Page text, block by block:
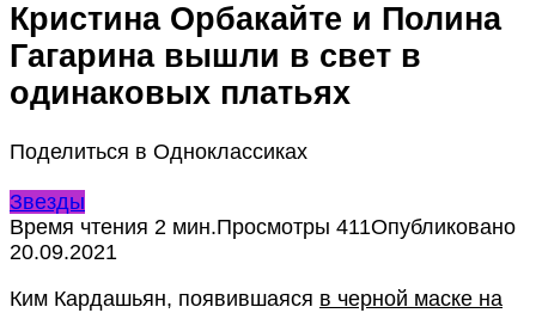
Кристина Орбакайте и Полина
Гагарина вышли в свет в
одинаковых платьях
Поделиться в Одноклассиках
Звезды
Время чтения 2 мин.Просмотры 411Опубликовано
20.09.2021
Ким Кардашьян, появившаяся в черной маске на